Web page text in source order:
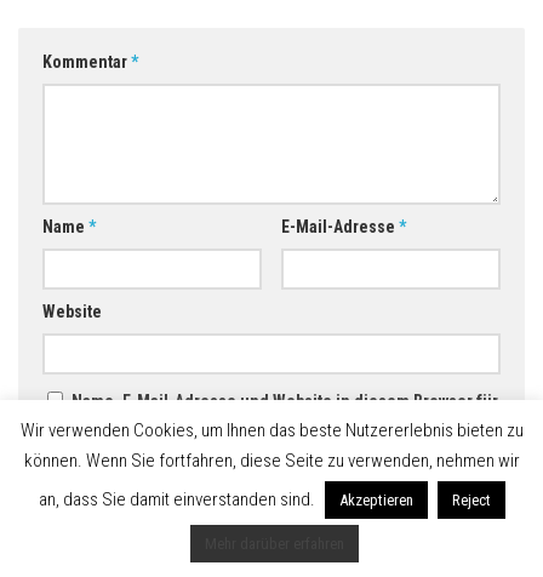
Kommentar*
Name * E-Mail-Adresse *
Website
Name, E-Mail-Adresse und Website in diesem Browser für
meinen nächsten Kommentar speichern.
Wir verwenden Cookies, um Ihnen das beste Nutzererlebnis bieten zu
können. Wenn Sie fortfahren, diese Seite zu verwenden, nehmen wir
an, dass Sie damit einverstanden sind.
Akzeptieren Reject